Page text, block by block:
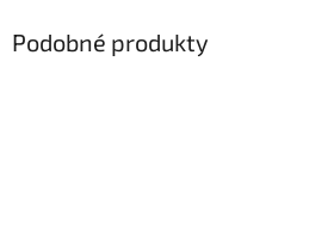
Podobné produkty